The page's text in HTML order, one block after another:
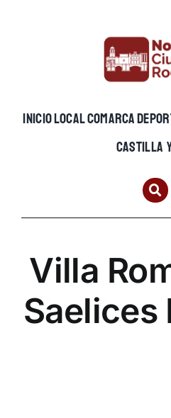
INICIOLOCALCOMARCA
CASTILLA
Villa
Saelices